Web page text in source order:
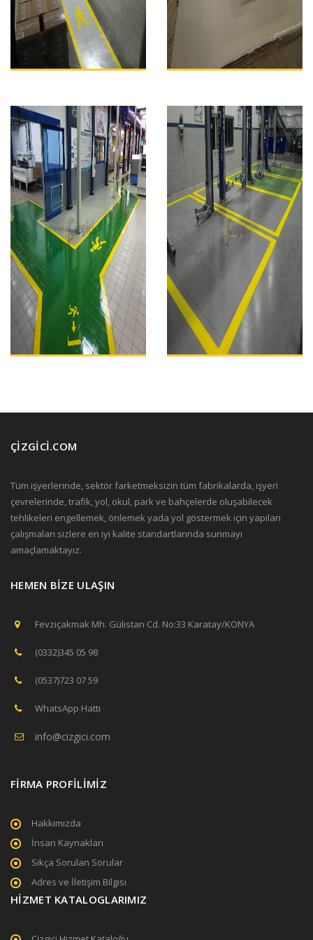
ÇİZGİCİ.COM
Tüm işyerlerinde, sektör farketmeksizin tüm fabrikalarda, işyeri
çevrelerinde, trafik, yol, okul, park ve bahçelerde oluşabilecek
tehlikeleri engellemek, önlemek yada yol göstermek için yapılan
çalışmaları sizlere en iyi kalite standartlarında sunmayı
amaçlamaktayız.
HEMEN BİZE ULAŞIN
Fevziçakmak Mh. Gülistan Cd. No:33 Karatay/KONYA
(0332)345 05 98
(0537)723 07 59
WhatsApp Hattı
info@cizgici.com
FİRMA PROFİLİMİZ
Hakkımızda
İnsan Kaynakları
Sıkça Sorulan Sorular
Adres ve İletişim Bilgisi
HİZMET KATALOGLARIMIZ